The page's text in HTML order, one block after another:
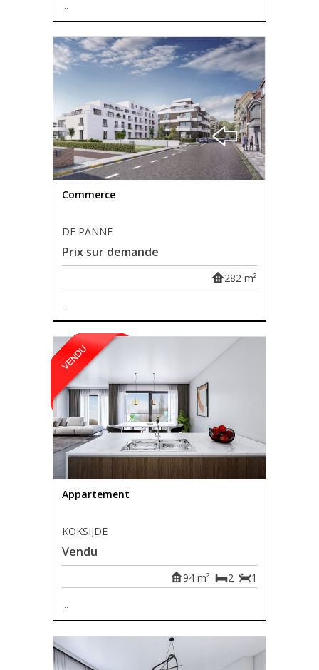
...
Commerce
DE PANNE
Prix sur demande
282 m²
...
Appartement
KOKSIJDE
Vendu
1
2
94 m²
...